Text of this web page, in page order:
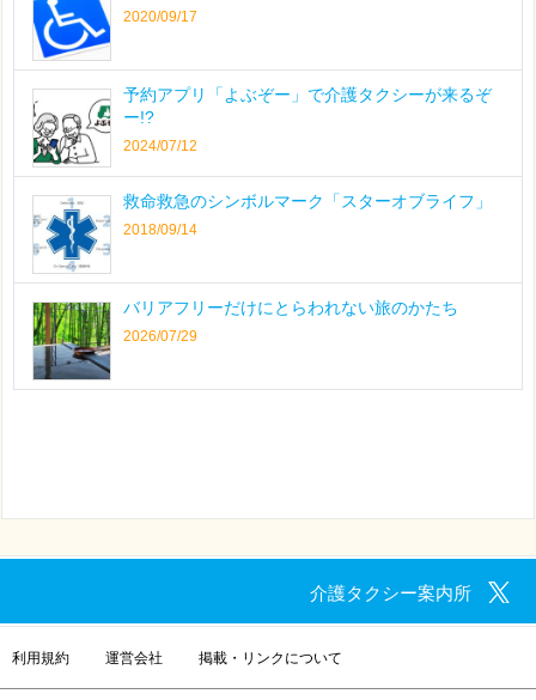
2020/09/17
予約アプリ「よぶぞー」で介護タクシーが来るぞ
ー!?
2024/07/12
救命救急のシンボルマーク「スターオブライフ」
2018/09/14
バリアフリーだけにとらわれない旅のかたち
2026/07/29
介護タクシー案内所
利用規約 運営会社 掲載・リンクについて